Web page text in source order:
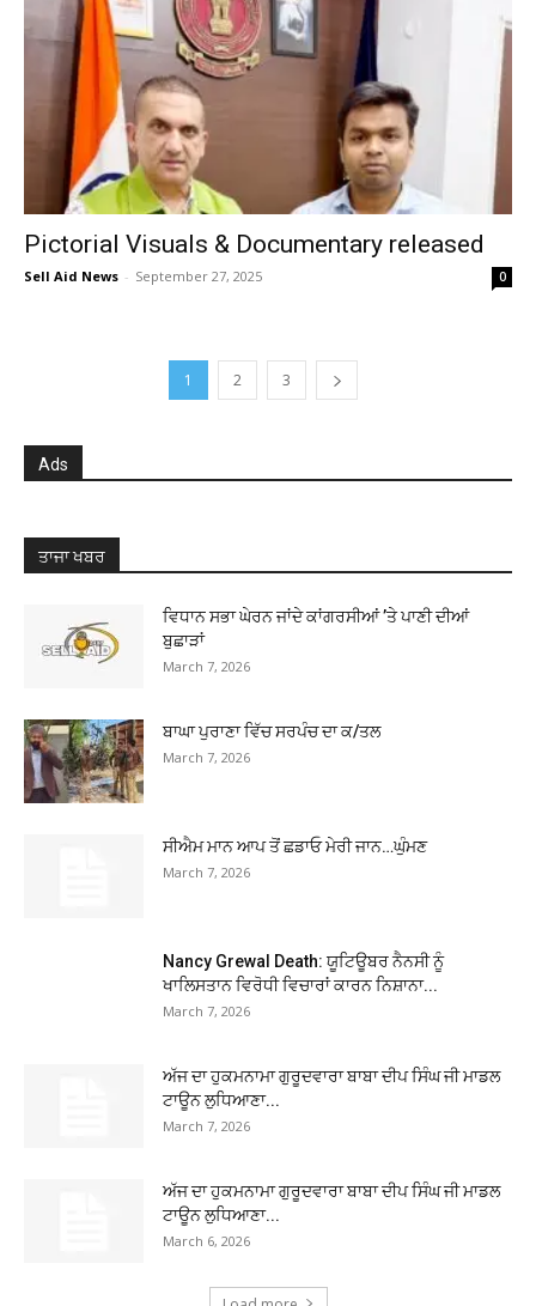
Pictorial Visuals & Documentary released
Sell Aid News - September 27, 2025 0
1 2 3
Ads
ਤਾਜਾ ਖਬਰ
ਵਿਧਾਨ ਸਭਾ ਘੇਰਨ ਜਾਂਦੇ ਕਾਂਗਰਸੀਆਂ ’ਤੇ ਪਾਣੀ ਦੀਆਂ
ਬੁਛਾੜਾਂ
March 7, 2026
ਬਾਘਾ ਪੁਰਾਣਾ ਵਿੱਚ ਸਰਪੰਚ ਦਾ ਕ/ਤਲ
March 7, 2026
ਸੀਐਮ ਮਾਨ ਆਪ ਤੋਂ ਛਡਾਓ ਮੇਰੀ ਜਾਨ…ਘੁੰਮਣ
March 7, 2026
Nancy Grewal Death: ਯੂਟਿਊਬਰ ਨੈਨਸੀ ਨੂੰ
ਖਾਲਿਸਤਾਨ ਵਿਰੋਧੀ ਵਿਚਾਰਾਂ ਕਾਰਨ ਨਿਸ਼ਾਨਾ...
March 7, 2026
ਅੱਜ ਦਾ ਹੁਕਮਨਾਮਾ ਗੁਰੂਦਵਾਰਾ ਬਾਬਾ ਦੀਪ ਸਿੰਘ ਜੀ ਮਾਡਲ
ਟਾਊਨ ਲੁਧਿਆਣਾ...
March 7, 2026
ਅੱਜ ਦਾ ਹੁਕਮਨਾਮਾ ਗੁਰੂਦਵਾਰਾ ਬਾਬਾ ਦੀਪ ਸਿੰਘ ਜੀ ਮਾਡਲ
ਟਾਊਨ ਲੁਧਿਆਣਾ...
March 6, 2026